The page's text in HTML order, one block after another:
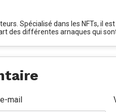
Spécialisé dans les NFTs, il
des différentes arnaques qui
mail